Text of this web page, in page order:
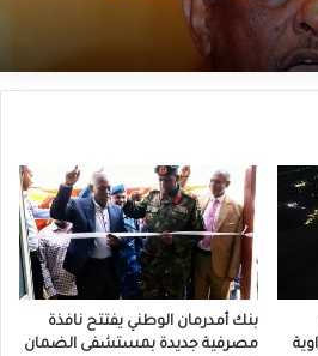
بنك أمدرمان الوطني يفتتح نافذة
مصرفية جديدة بمستشفى الضمان